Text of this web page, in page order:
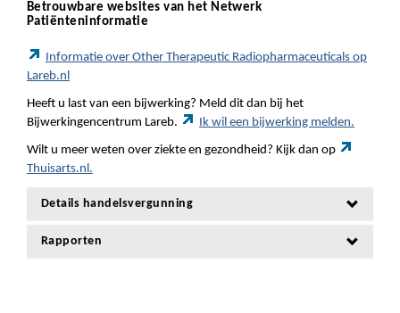
Betrouwbare websites van het Netwerk
Patiënteninformatie
Informatie over Other Therapeutic Radiopharmaceuticals op
Lareb.nl
Heeft u last van een bijwerking? Meld dit dan bij het
Bijwerkingencentrum Lareb.
Ik wil een bijwerking melden.
Wilt u meer weten over ziekte en gezondheid? Kijk dan op
Thuisarts.nl.
Details handelsvergunning
Rapporten